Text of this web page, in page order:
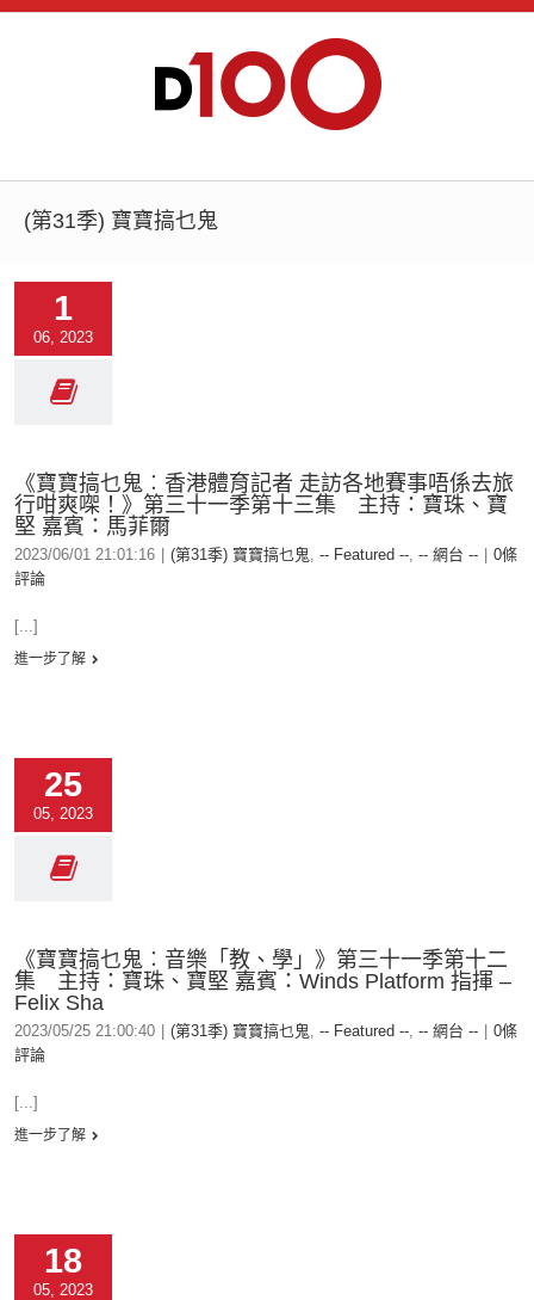
(第31季) 寶寶搞乜鬼
1
06, 2023
《寶寶搞乜鬼︰香港體育記者 走訪各地賽事唔係去旅
行咁爽㗎！》第三十一季第十三集 主持：寶珠、寶
堅 嘉賓：馬菲爾
2023/06/01 21:01:16 (第31季) 寶寶搞乜鬼, -- Featured --, -- 網台 --
0條
評論
[...]
進一步了解
25
05, 2023
《寶寶搞乜鬼︰音樂「教、學」》第三十一季第十二
集 主持：寶珠、寶堅 嘉賓：Winds Platform 指揮 –
Felix Sha
2023/05/25 21:00:40 (第31季) 寶寶搞乜鬼, -- Featured --, -- 網台 --
0條
評論
[...]
進一步了解
18
05, 2023